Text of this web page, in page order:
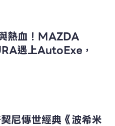
熱血！MAZDA
遇上AutoExe，
尼傳世經典《波希米